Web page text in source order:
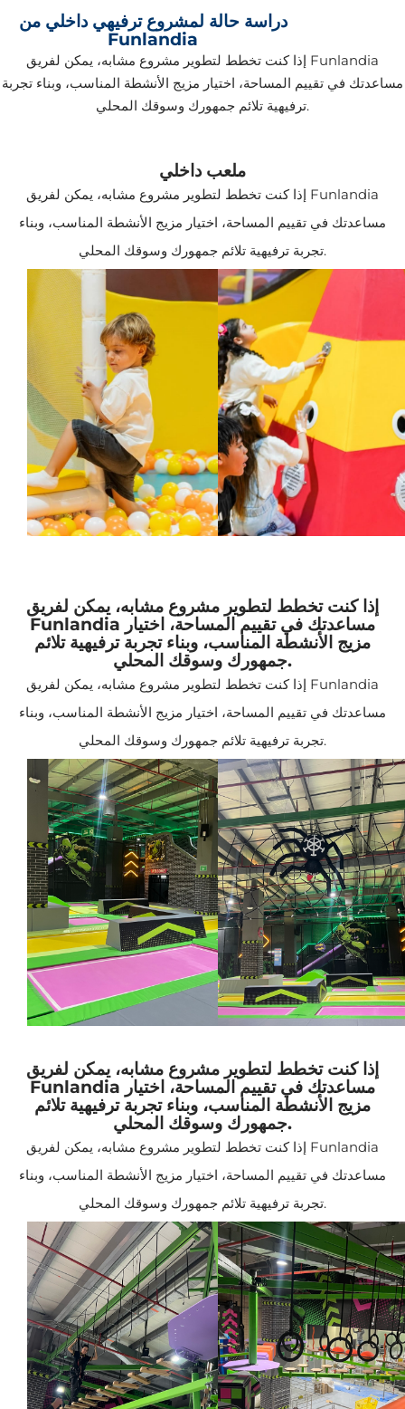
دراسة حالة لمشروع ترفيهي داخلي من
Funlandia
إذا كنت تخطط لتطوير مشروع مشابه، يمكن لفريق Funlandia
مساعدتك في تقييم المساحة، اختيار مزيج الأنشطة المناسب، وبناء تجربة
ترفيهية تلائم جمهورك وسوقك المحلي.
ملعب داخلي
إذا كنت تخطط لتطوير مشروع مشابه، يمكن لفريق Funlandia
مساعدتك في تقييم المساحة، اختيار مزيج الأنشطة المناسب، وبناء
تجربة ترفيهية تلائم جمهورك وسوقك المحلي.
إذا كنت تخطط لتطوير مشروع مشابه، يمكن لفريق
Funlandia مساعدتك في تقييم المساحة، اختيار
مزيج الأنشطة المناسب، وبناء تجربة ترفيهية تلائم
جمهورك وسوقك المحلي.
إذا كنت تخطط لتطوير مشروع مشابه، يمكن لفريق Funlandia
مساعدتك في تقييم المساحة، اختيار مزيج الأنشطة المناسب، وبناء
تجربة ترفيهية تلائم جمهورك وسوقك المحلي.
إذا كنت تخطط لتطوير مشروع مشابه، يمكن لفريق
Funlandia مساعدتك في تقييم المساحة، اختيار
مزيج الأنشطة المناسب، وبناء تجربة ترفيهية تلائم
جمهورك وسوقك المحلي.
إذا كنت تخطط لتطوير مشروع مشابه، يمكن لفريق Funlandia
مساعدتك في تقييم المساحة، اختيار مزيج الأنشطة المناسب، وبناء
تجربة ترفيهية تلائم جمهورك وسوقك المحلي.